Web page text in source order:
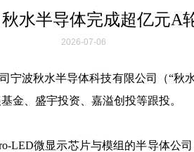
水半导体完成超亿元A
2026-07-06
宁波秋水半导体科技有限公司（“秋
金、盛宇投资、嘉溢创投等跟投。
LED微显示芯片与模组的半导体公